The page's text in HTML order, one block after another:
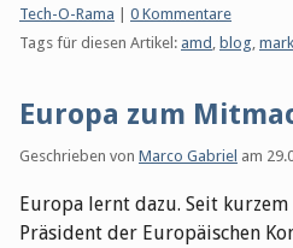
Kategorien:
Tech-O-Rama
0 Kommentare
Tags für diesen Artikel: amd , blog,
Europa zum
Geschrieben von Marco Gabriel am
Europa lernt dazu. Seit
Präsident der Europäischen